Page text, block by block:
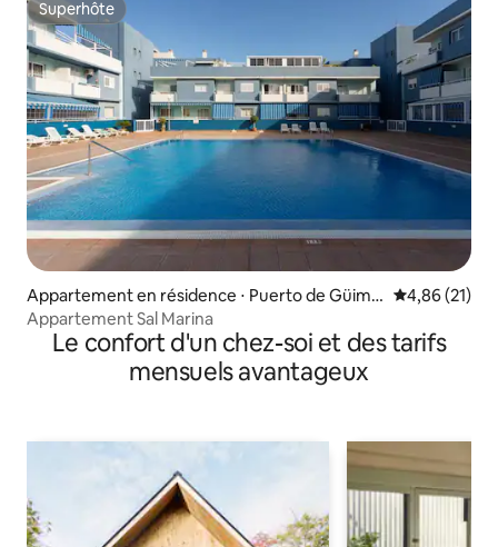
Superhôte
Superhôte
Appartement en résidence ⋅ Puerto de Güima
r
Évaluation
4,86 (21)
Appartement Sal Marina
Le confort d'un chez-soi et des tarifs
mensuels avantageux